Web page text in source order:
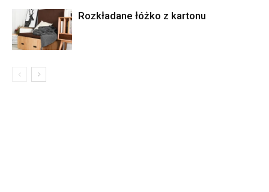
Rozkładane łóżko z kartonu